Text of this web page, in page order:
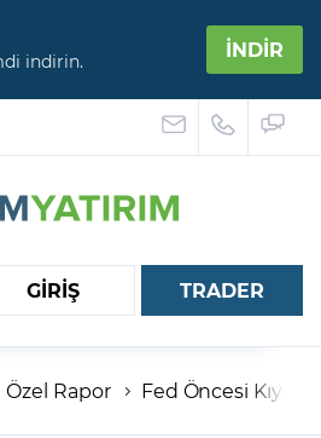
indirin. İNDİR
GİRİŞ TRADER
Özel Rapor Fed Öncesi